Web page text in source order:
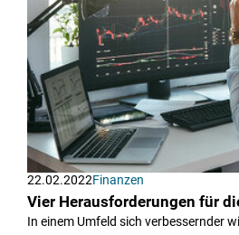
22.02.2022Finanzen
Vier Herausforderungen für
In einem Umfeld sich verbessernder